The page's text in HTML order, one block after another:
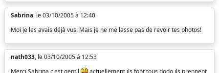
Sabrina, le 03/10/2005 à 12:40
Moi je les avais déjà vus! Mais je ne me lasse pas de revoir tes photos!
nath033, le 03/10/2005 à 12:53
Merci Sabrina c'est gentil
actuellement ils font tous dodo ils prennent